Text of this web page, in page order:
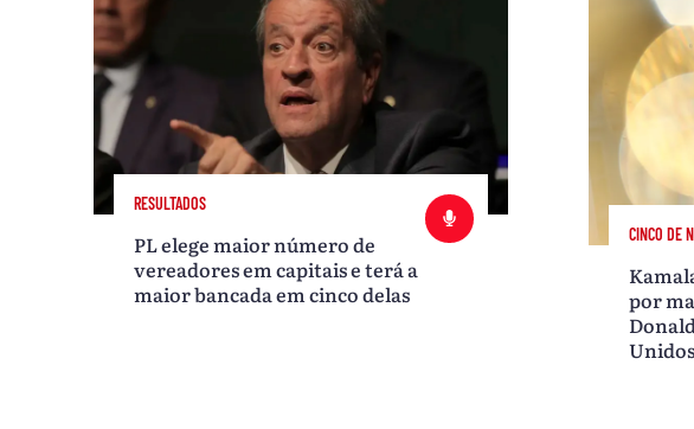
RESULTADOS
PL elege maior número de
vereadores em capitais e terá a
maior bancada em cinco delas
CINCO DE
por
Unidos